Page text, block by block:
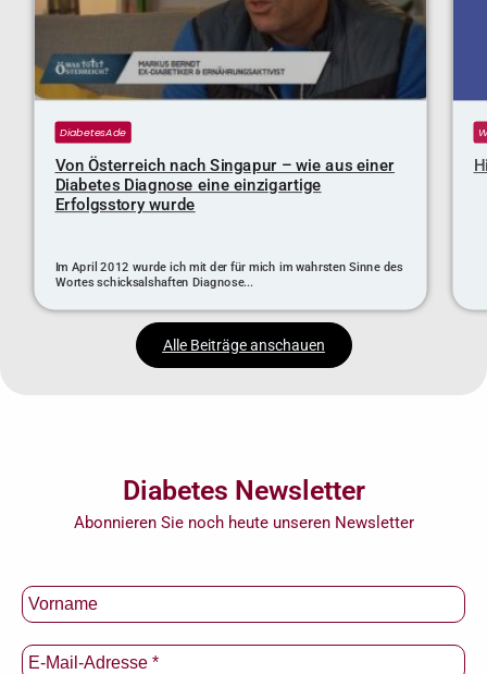
DiabetesAde
Von Österreich nach Singapur – wie aus einer
Diabetes Diagnose eine einzigartige
Erfolgsstory wurde
Im April 2012 wurde ich mit der für mich im wahrsten Sinne des
Wortes schicksalshaften Diagnose...
Alle Beiträge anschauen
Diabetes Newsletter
Abonnieren Sie noch heute unseren Newsletter